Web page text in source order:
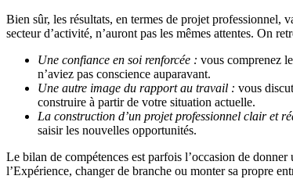
Bien sûr, les résultats, en termes de projet professionnel,
secteur d’activité, n’auront pas les mêmes attentes. On
Une confiance en soi renforcée : vous comprenez
n’aviez pas conscience auparavant.
Une autre image du rapport au travail : vous
construire à partir de votre situation actuelle.
La construction d’un projet professionnel clair et
saisir les nouvelles opportunités.
Le bilan de compétences est parfois l’occasion de donner
l’Expérience, changer de branche ou monter sa propre